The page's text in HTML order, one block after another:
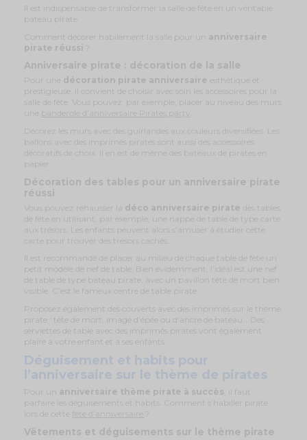
Il est indispensable de transformer la salle de fête en un véritable
bateau pirate.
Comment décorer habilement la salle pour un
anniversaire
pirate réussi
Anniversaire pirate : décoration de la salle
Pour une décoration pirate anniversaire esthétique et
prestigieuse, il convient de choisir avec soin les accessoires pour la
salle de fête. Vous pouvez, par exemple, placer au niveau des murs
une banderole d’anniversaire Pirates party
Décorez les murs avec des guirlandes aux couleurs diversifiées. Les
ballons avec des imprimés pirates sont aussi des accessoires
décoratifs de choix. Il en est de même des bateaux de pirates en
papier.
Décoration des tables pour un anniversaire pirate
réussi
Vous pouvez rehausser la déco anniversaire pirate des tables
de fête en utilisant, par exemple, une nappe de table de type carte
aux trésors. Les enfants peuvent alors s’amuser à étudier cette
carte pour trouver des trésors cachés.
Il est recommandé de placer au milieu de chaque table de fête un
petit modèle de nef de table. Bien évidemment, l’idéal est une nef
de table de type bateau pirate, avec un pavillon tête de mort bien
visible. C’est le fameux centre de table pirate.
Proposez également des couverts avec des imprimés sur le thème
pirate : tête de mort, image d’épée ou d’ancre de bateau… Des
serviettes de table avec des imprimés pirates vont également
plaire à votre enfant et à ses enfants.
Déguisement et habits pour
l’anniversaire sur le thème de pirates
Pour un anniversaire thème pirate à succès , il faut
parfaire les déguisements et habits. Comment s’habiller pirate
lors de cette fête d’anniversaire
Vêtements et déguisements sur le thème pirate